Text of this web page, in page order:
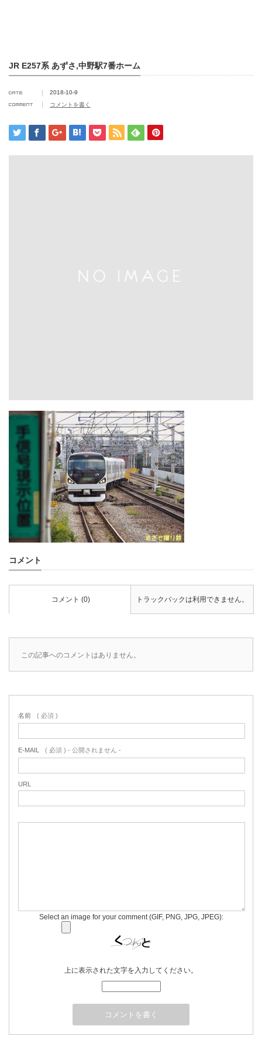
JR E257系 あずさ,中野駅7番ホーム
2018-10-9
コメントを書く
コメント
コメント (0) トラックバックは利用できません。
この記事へのコメントはありません。
名前 ( 必須 )
E-MAIL ( 必須 ) - 公開されません -
URL
Select an image for your comment (GIF, PNG, JPG, JPEG):
上に表示された文字を入力してください。